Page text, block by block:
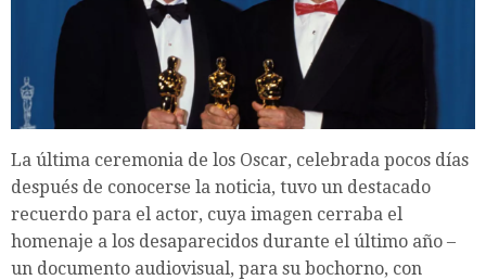
La última ceremonia de los Oscar, celebrada pocos días
después de conocerse la noticia, tuvo un destacado
recuerdo para el actor, cuya imagen cerraba el
homenaje a los desaparecidos durante el último año –
un documento audiovisual, para su bochorno, con